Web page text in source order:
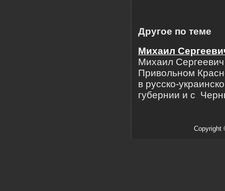
Другое по теме
Михаил
Михаил Сергеевич
Привольном
в русско-
губернии и с
Copyright